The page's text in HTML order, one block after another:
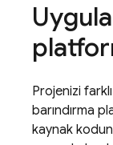
Projenizi
barındırma
kaynak